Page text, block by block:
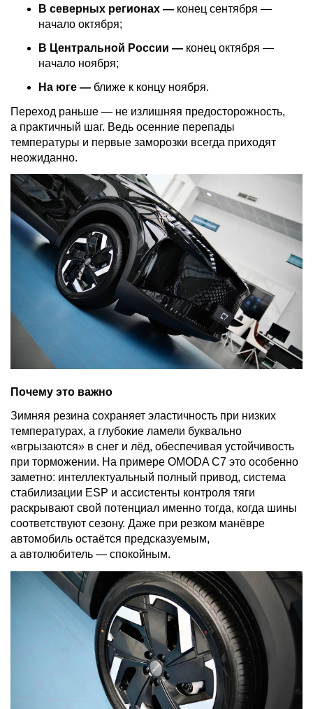
В северных регионах — конец сентября —
начало октября;
В Центральной России — конец октября —
начало ноября;
На юге — ближе к концу ноября.
Переход раньше — не излишняя предосторожность,
а практичный шаг. Ведь осенние перепады
температуры и первые заморозки всегда приходят
неожиданно.
Почему это важно
Зимняя резина сохраняет эластичность при низких
температурах, а глубокие ламели буквально
«вгрызаются» в снег и лёд, обеспечивая устойчивость
при торможении. На примере OMODA C7 это особенно
заметно: интеллектуальный полный привод, система
стабилизации ESP и ассистенты контроля тяги
раскрывают свой потенциал именно тогда, когда шины
соответствуют сезону. Даже при резком манёвре
автомобиль остаётся предсказуемым,
а автолюбитель — спокойным.